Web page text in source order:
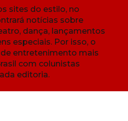
sites do estilo, no
notícias sobre
dança, lançamentos
especiais. Por isso, o
entretenimento mais
com colunistas
editoria.